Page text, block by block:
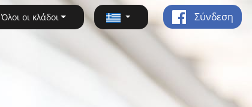
Όλοι οι κλάδοι Σύνδεση